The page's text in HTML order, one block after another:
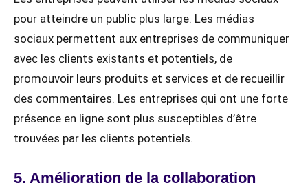
pour atteindre un public plus large. Les médias
sociaux permettent aux entreprises de communiquer
avec les clients existants et potentiels, de
promouvoir leurs produits et services et de recueillir
des commentaires. Les entreprises qui ont une forte
présence en ligne sont plus susceptibles d’être
trouvées par les clients potentiels.
5. Amélioration de la collaboration